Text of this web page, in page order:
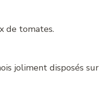
de tomates.
joliment disposés sur